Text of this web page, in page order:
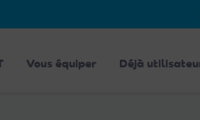
Vous équiper Déjà